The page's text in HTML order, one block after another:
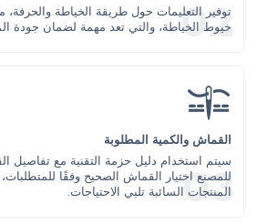
توفير التعليمات حول طريقة الخياطة والحرفة،
خيوط الخياطة، والتي تعد مهمة لضمان جودة
القماش والكمية المطلوبة
سيتم استخدام دليل حزمة التقنية مع تفاصيل
للمصنع اختيار القماش الصحيح وفقًا
المنتجات السائبة تلبي الاحتياجات.